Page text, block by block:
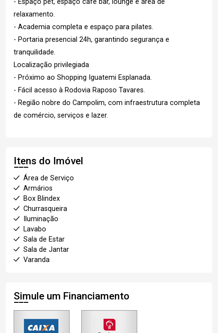
relaxamento.
- Academia completa e espaço para pilates.
- Portaria presencial 24h, garantindo segurança e
tranquilidade.
Localização privilegiada
- Próximo ao Shopping Iguatemi Esplanada.
- Fácil acesso à Rodovia Raposo Tavares.
- Região nobre do Campolim, com infraestrutura completa
de comércio, serviços e lazer.
Itens do Imóvel
Área de Serviço
Armários
Box Blindex
Churrasqueira
Iluminação
Lavabo
Sala de Estar
Sala de Jantar
Varanda
Simule um Financiamento